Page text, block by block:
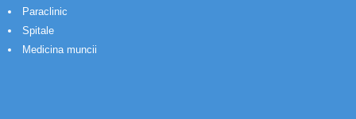
Paraclinic
Spitale
Medicina muncii